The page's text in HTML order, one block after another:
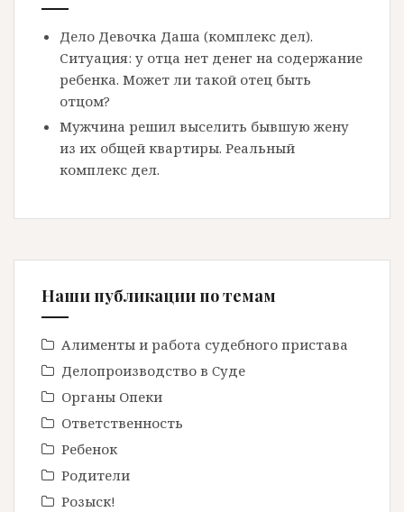
Дело Девочка Даша (комплекс дел).
Ситуация: у отца нет денег на содержание
ребенка. Может ли такой отец быть
отцом?
Мужчина решил выселить бывшую жену
из их общей квартиры. Реальный
комплекс дел.
Наши публикации по темам
Алименты и работа судебного пристава
Делопроизводство в Cуде
Органы Опеки
Ответственность
Ребенок
Родители
Розыск!